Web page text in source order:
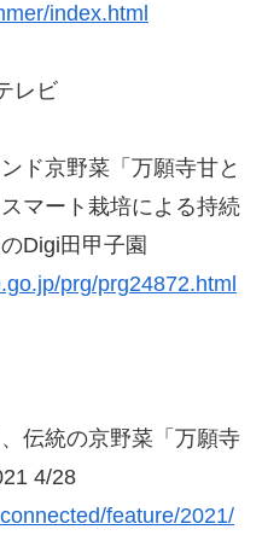
index.html
レビ
ド京野菜「万願寺甘と
マート栽培による持続
Digi田甲子園
prg/prg24872.html
伝統の京野菜「万願寺
4/28
feature/2021/